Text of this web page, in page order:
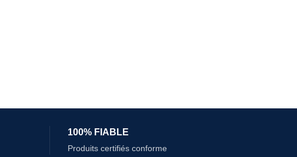
100% FIABLE
Produits certifiés conforme